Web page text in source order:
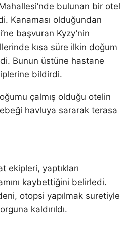
bulunan bir otel
Kanaması olduğundan
başvuran Kyzy’nin
kısa süre ilkin doğum
Bunun üstüne hastane
bildirdi.
çalmış olduğu otelin
havluya sararak terasa
ekipleri, yaptıkları
kaybettiğini belirledi.
otopsi yapılmak suretiyle
kaldırıldı.